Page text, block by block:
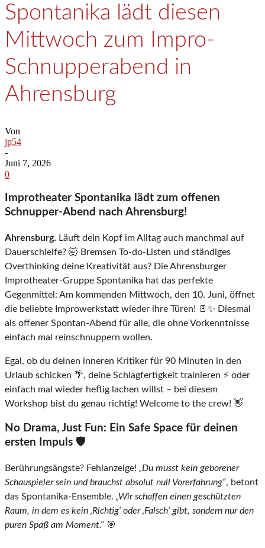
Spontanika lädt diesen
Mittwoch zum Impro-
Schnupperabend in
Ahrensburg
Von
jp54
-
Juni 7, 2026
0
Improtheater Spontanika lädt zum offenen
Schnupper-Abend nach Ahrensburg!
Ahrensburg. Läuft dein Kopf im Alltag auch manchmal auf
Dauerschleife? 🤯 Bremsen To-do-Listen und ständiges
Overthinking deine Kreativität aus? Die Ahrensburger
Improtheater-Gruppe Spontanika hat das perfekte
Gegenmittel: Am kommenden Mittwoch, den 10. Juni, öffnet
die beliebte Improwerkstatt wieder ihre Türen! 🚪✨ Diesmal
als offener Spontan-Abend für alle, die ohne Vorkenntnisse
einfach mal reinschnuppern wollen.
Egal, ob du deinen inneren Kritiker für 90 Minuten in den
Urlaub schicken 🌴, deine Schlagfertigkeit trainieren ⚡ oder
einfach mal wieder heftig lachen willst – bei diesem
Workshop bist du genau richtig! Welcome to the crew! 👋
No Drama, Just Fun: Ein Safe Space für deinen
ersten Impuls 🛡️
Berührungsängste? Fehlanzeige! „Du musst kein geborener
Schauspieler sein und brauchst absolut null Vorerfahrung“, betont
das Spontanika-Ensemble. „Wir schaffen einen geschützten
Raum, in dem es kein ‚Richtig‘ oder ‚Falsch‘ gibt, sondern nur den
puren Spaß am Moment.“ 🎯